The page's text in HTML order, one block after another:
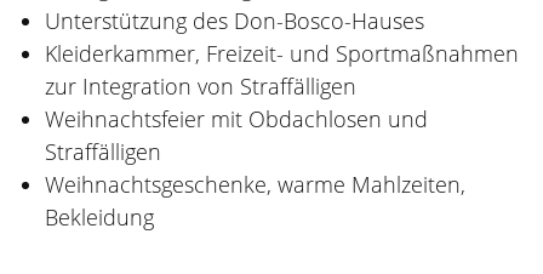
Unterstützung des Don-Bosco-Hauses
Kleiderkammer, Freizeit- und Sportmaßnahmen
zur Integration von Straffälligen
Weihnachtsfeier mit Obdachlosen und
Straffälligen
Weihnachtsgeschenke, warme Mahlzeiten,
Bekleidung